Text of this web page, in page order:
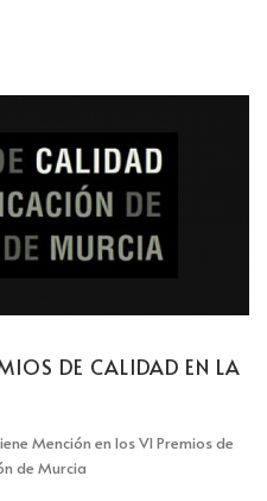
DE CALIDAD EN LA
Mención en los VI Premios de
de Murcia